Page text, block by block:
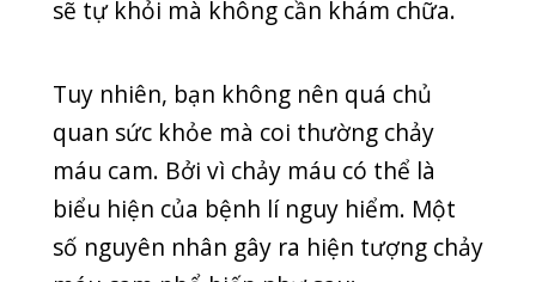
Những người bị lệch vách ngăn thường
có nguy cơ cao bị chảy máu cam.
Nguyên nhân do luồng không khí khô
đi qua một diện tích hẹp trong mũi
nhanh hơn. Điều này khiến mũi khô
hơn, kích thích hắt hơi, gây ra chảy